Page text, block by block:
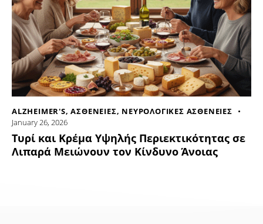
ALZHEIMER'S,ΑΣΘΕΝΕΙΕΣ, ΝΕΥΡΟΛΟΓΙΚΕΣ ΑΣΘΕΝΕΙΕΣ
January 26, 2026
Τυρί και Κρέμα Υψηλής Περιεκτικότητας σε
Λιπαρά Μειώνουν τον Κίνδυνο Άνοιας